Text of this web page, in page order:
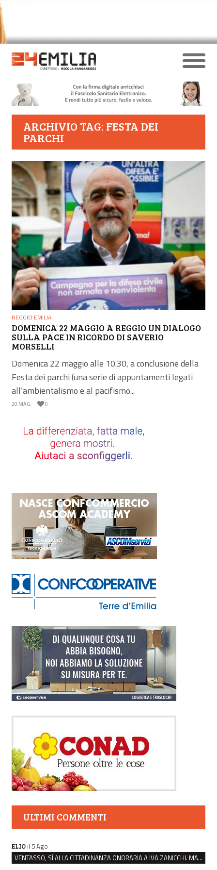
ARCHIVIO TAG: FESTA DEI
PARCHI
REGGIO EMILIA
DOMENICA 22 MAGGIO A REGGIO UN DIALOGO
SULLA PACE IN RICORDO DI SAVERIO
MORSELLI
Domenica 22 maggio alle 10.30, a conclusione della
Festa dei parchi (una serie di appuntamenti legati
all’ambientalismo e al pacifismo...
20 MAG 0
ULTIMI COMMENTI
ELIO il 5 Ago
VENTASSO, SÌ ALLA CITTADINANZA ONORARIA A IVA ZANICCHI. MA BARGIACCHI: “È DI PESSIMO GUSTO”